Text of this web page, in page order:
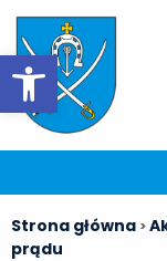
Otwórz pasek narzędzi
Strona główna >
prądu